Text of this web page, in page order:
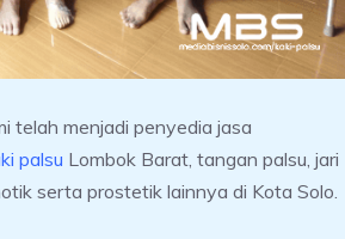
telah menjadi penyedia jasa
palsu Lombok Barat, tangan palsu, jari
serta prostetik lainnya di Kota Solo.